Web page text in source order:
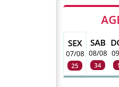
SEX
07/08
25
SAB
08/08
34